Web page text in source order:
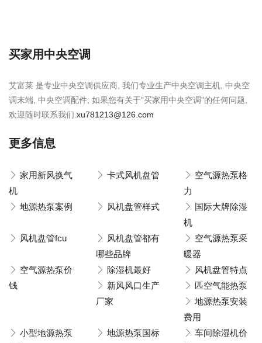
买家用中央空调
艾富莱 是专业中央空调供应商, 我们专业生产中央空调主机, 中央空
调末端, 中央空调配件, 如果您有关于"买家用中央空调"的任何问题,
欢迎随时联系我们. xu781213@126.com
更多信息
家用新风换气
机
卡式风机盘管
空气源热泵格
力
地源热泵案例
风机盘管样式
国际大牌除湿
机
风机盘管fcu
风机盘管都有
哪些品牌
空气源热泵采
暖器
空气源热泵价
钱
除湿机最好
风机盘管特点
新风风口生产
厂家
匹空气能热泵
地源热泵安装
费用
小型地源热泵
地源热泵国标
车间除湿机价